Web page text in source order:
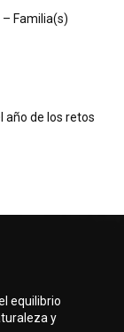
Familia(s)
año de los retos
equilibrio
y